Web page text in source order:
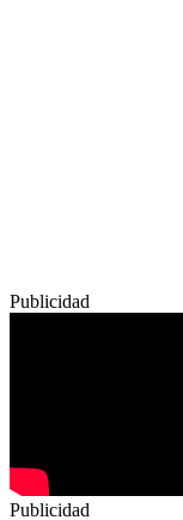
Publicidad
Publicidad